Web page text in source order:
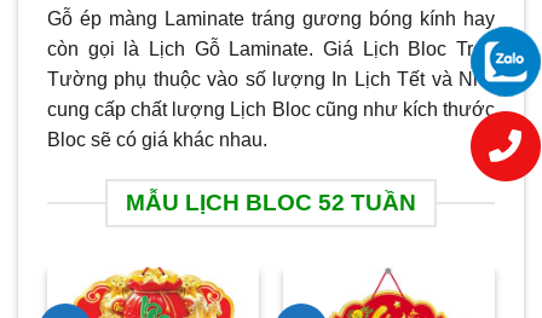
Gỗ ép màng Laminate tráng gương bóng kính hay
còn gọi là Lịch Gỗ Laminate. Giá Lịch Bloc Treo
Tường phụ thuộc vào số lượng In Lịch Tết và Nhà
cung cấp chất lượng Lịch Bloc cũng như kích thước
Bloc sẽ có giá khác nhau.
MẪU LỊCH BLOC 52 TUẦN